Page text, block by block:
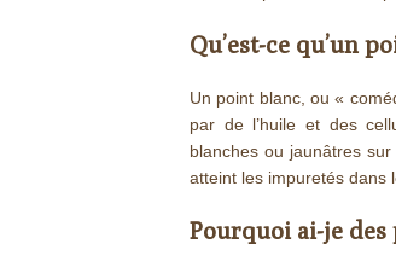
Qu’est-ce qu’un
Un point blanc, ou «
par de l’huile et des
blanches ou jaunâtres
atteint les impuretés dans
Pourquoi ai-je des